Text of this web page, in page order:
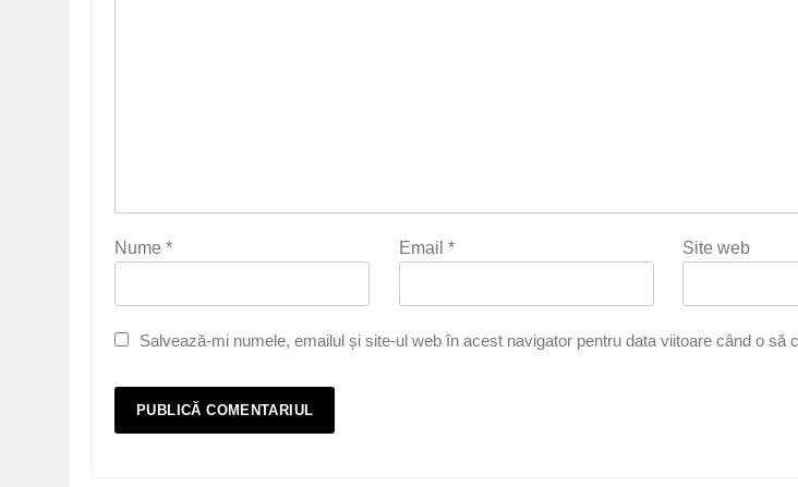
Nume * Email * Site web
Salvează-mi numele, emailul și site-ul web în acest navigator pentru data viitoare când o să